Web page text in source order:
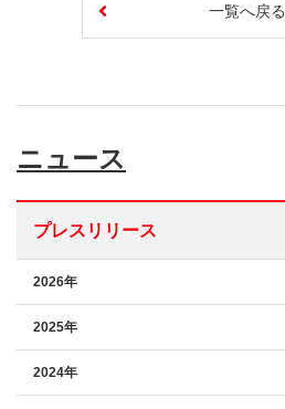
一覧へ戻る
ニュース
プレスリリース
2026年
2025年
2024年